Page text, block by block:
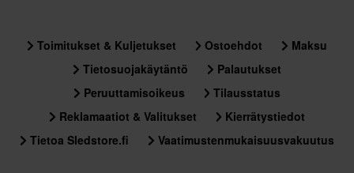
Toimitukset & Kuljetukset Ostoehdot
Maksu
Tietosuojakäytäntö
Palautukset
Peruuttamisoikeus
Tilausstatus
Reklamaatiot & Valitukset
Kierrätystiedot
Tietoa Sledstore.fi
Vaatimustenmukaisuusvakuutus